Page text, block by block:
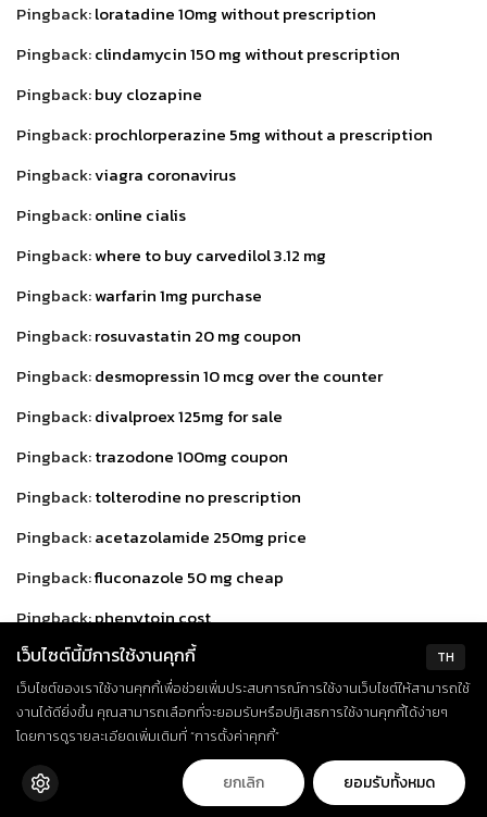
Pingback:loratadine 10mg without prescription
Pingback:clindamycin 150 mg without prescription
Pingback:buy clozapine
Pingback:prochlorperazine 5mg without a prescription
Pingback:viagra coronavirus
Pingback:online cialis
Pingback:where to buy carvedilol 3.12 mg
Pingback:warfarin 1mg purchase
Pingback:rosuvastatin 20 mg coupon
Pingback:desmopressin 10 mcg over the counter
Pingback:divalproex 125mg for sale
Pingback:trazodone 100mg coupon
Pingback:tolterodine no prescription
Pingback:acetazolamide 250mg price
Pingback:fluconazole 50 mg cheap
Pingback:phenytoin cost
Pingback:oxybutyninmg over the counter
Pingback: doxycycline purchase
Pingback:how to purchase bisacodyl 5 mg
Pingback:
venlafaxine 75 mg online
TH
เว็บไซต์นี้มีการใช้งานคุกกี้
เว็บไซต์ของเราใช้งานคุกกี้เพื่อช่วยเพิ่มประสบการณ์การใช้งานเว็บไซต์ให้สามารถใช้
งานได้ดียิ่งขึ้น คุณสามารถเลือกที่จะยอมรับหรือปฏิเสธการใช้งานคุกกี้ได้ง่ายๆ
โดยการดูรายละเอียดเพิ่มเติมที่ “การตั้งค่าคุกกี้”
ยกเลิก ยอมรับทั้งหมด